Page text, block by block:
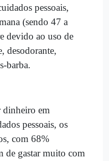
pessoais,
(sendo 47 a
devido ao uso de
desodorante,
barba.
dinheiro em
pessoais, os
com 68%
de gastar muito com